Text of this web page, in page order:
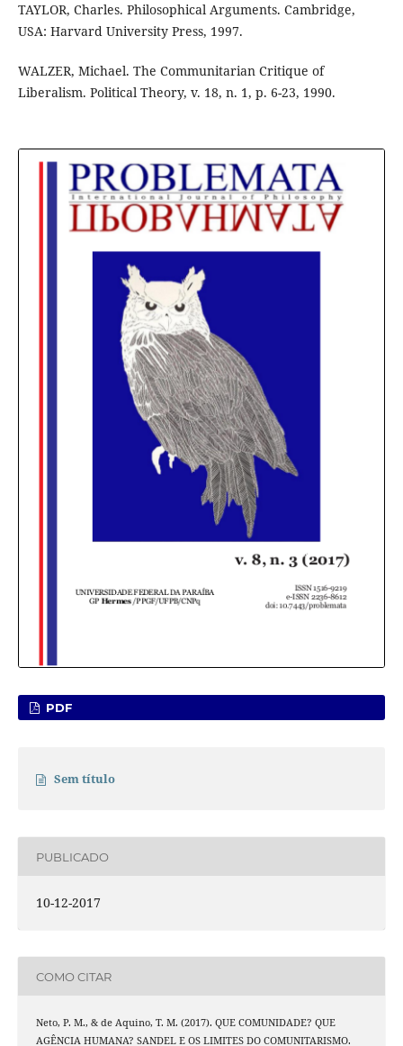
TAYLOR, Charles. Philosophical Arguments. Cambridge,
USA: Harvard University Press, 1997.
WALZER, Michael. The Communitarian Critique of
Liberalism. Political Theory, v. 18, n. 1, p. 6-23, 1990.
PDF
Sem título
PUBLICADO
10-12-2017
COMO CITAR
Neto, P. M., & de Aquino, T. M. (2017). QUE COMUNIDADE? QUE
AGÊNCIA HUMANA? SANDEL E OS LIMITES DO COMUNITARISMO.